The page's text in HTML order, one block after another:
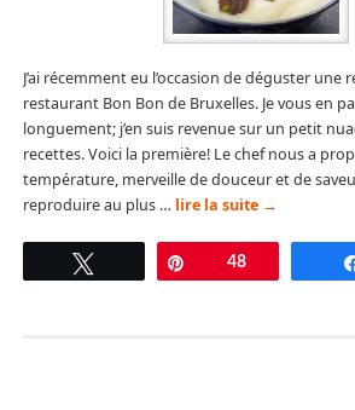
J’ai récemment eu l’occasion de déguster une
restaurant Bon Bon de Bruxelles. Je vous en
longuement; j’en suis revenue sur un petit
recettes. Voici la première! Le chef nous a
température, merveille de douceur et de
reproduire au plus … lire la suite →
Tweetez Épingle
48